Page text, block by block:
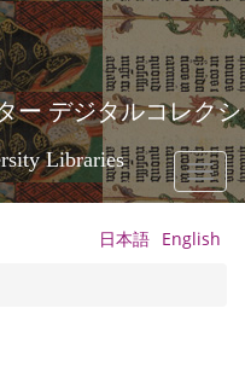
ー デジタルコレクシ
Libraries
Toggle
日本語 English